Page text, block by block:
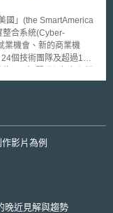
，其他醫療資訊系統若
功能時，則可以不受醫
視個案審查即可。為鼓
程度，其後續發展值得
Federal
對於德國型請求項之見
治療疾病Y之藥物的用
療Y之用途」；惟因德
職是，在2007年以
A」或「化合物A用於治
型請求項改寫成「化合
定不予專利之標的；
用途發明可用已知物
可改寫為「用於治療疾
」(the SmartAmerica
合系統(Cyber-
業機會、新的商業機
個技術團隊及超過100
。於整合性之解決套案
市示範平台」(IoT
市各處廣泛裝置感測
在我國，2014年則可
動智慧城市計畫。搭配
影片為例
晚近見解與趨勢